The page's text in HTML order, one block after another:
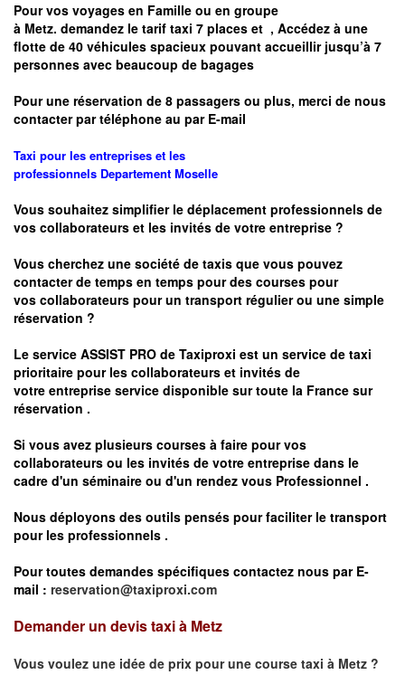
Pour vos voyages en Famille ou en groupe
à Metz. demandez le tarif taxi 7 places et , Accédez à une
flotte de 40 véhicules spacieux pouvant accueillir jusqu’à 7
personnes avec beaucoup de bagages
Pour une réservation de 8 passagers ou plus, merci de nous
contacter par téléphone au par E-mail
Taxi pour les entreprises et les
professionnels Departement Moselle
Vous souhaitez simplifier le déplacement professionnels de
vos collaborateurs et les invités de votre entreprise ?
Vous cherchez une société de taxis que vous pouvez
contacter de temps en temps pour des courses pour
vos collaborateurs pour un transport régulierou une simple
réservation ?
Le service ASSIST PRO de Taxiproxi est un service de taxi
prioritaire pour les collaborateurs et invités de
votre entreprise service disponible sur toute la France sur
réservation .
Si vous avez plusieurs courses à faire pour vos
collaborateurs ou les invités de votre entreprise dans le
cadre d'un séminaire ou d'un rendez vous Professionnel .
Nous déployons des outils pensés pour faciliter le transport
pour les professionnels .
Pour toutes demandes spécifiques contactez nous par E-
mail : reservation@taxiproxi.com
Demander un devis taxi à Metz
Vous voulez une idée de prix pour une course taxi à Metz ?